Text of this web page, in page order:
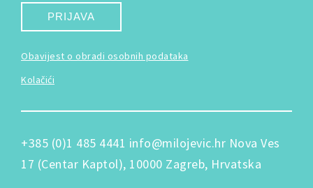
PRIJAVA
Obavijest o obradi osobnih podataka
Kolačići
+385 (0)1 485 4441 info@milojevic.hr Nova Ves
17 (Centar Kaptol), 10000 Zagreb, Hrvatska